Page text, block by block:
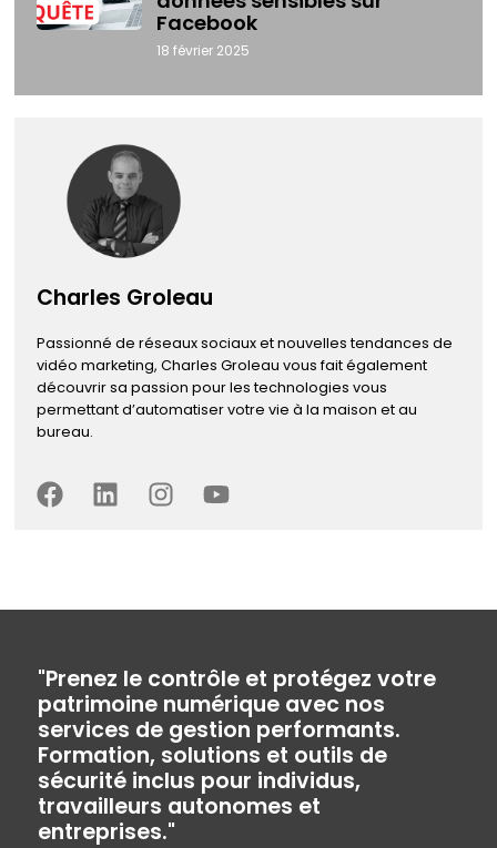
Facebook
18 février 2025
Charles Groleau
Passionné de réseaux sociaux et nouvelles tendances de
vidéo marketing, Charles Groleau vous fait également
découvrir sa passion pour les technologies vous
permettant d’automatiser votre vie à la maison et au
bureau.
"Prenez le contrôle et protégez votre
patrimoine numérique avec nos
services de gestion performants.
Formation, solutions et outils de
sécurité inclus pour individus,
travailleurs autonomes et
entreprises."